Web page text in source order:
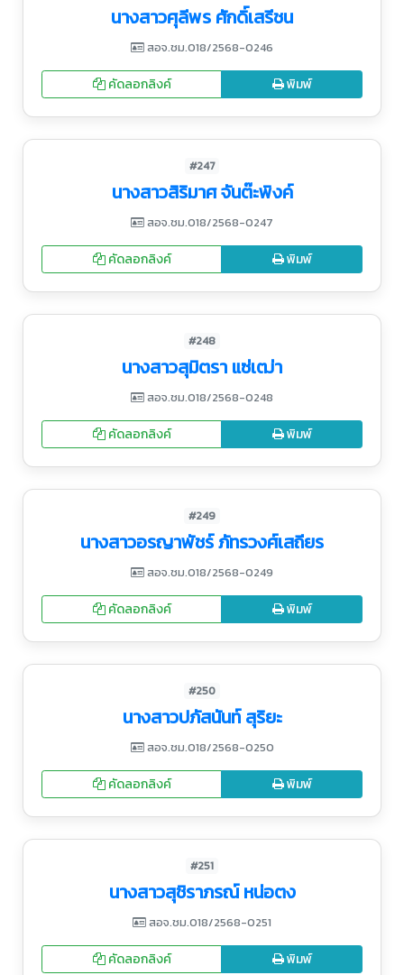
นางสาวศุลีพร ศักดิ์เสรีชน
สอจ.ชม.018/2568-0246
คัดลอกลิงค์ พิมพ์
#247
นางสาวสิริมาศ จันต๊ะพิงค์
สอจ.ชม.018/2568-0247
คัดลอกลิงค์ พิมพ์
#248
นางสาวสุมิตรา แซ่เฒ่า
สอจ.ชม.018/2568-0248
คัดลอกลิงค์ พิมพ์
#249
นางสาวอรญาพัชร์ ภัทรวงศ์เสถียร
สอจ.ชม.018/2568-0249
คัดลอกลิงค์ พิมพ์
#250
นางสาวปภัสนันท์ สุริยะ
สอจ.ชม.018/2568-0250
คัดลอกลิงค์ พิมพ์
#251
นางสาวสุชิราภรณ์ หน่อตง
สอจ.ชม.018/2568-0251
คัดลอกลิงค์ พิมพ์